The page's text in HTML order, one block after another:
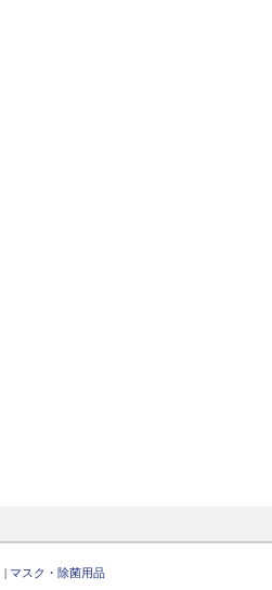
| マスク・除菌用品